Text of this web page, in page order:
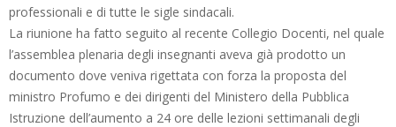
professionali e di tutte le sigle sindacali.
La riunione ha fatto seguito al recente Collegio Docenti, nel quale
l’assemblea plenaria degli insegnanti aveva già prodotto un
documento dove veniva rigettata con forza la proposta del
ministro Profumo e dei dirigenti del Ministero della Pubblica
Istruzione dell’aumento a 24 ore delle lezioni settimanali degli